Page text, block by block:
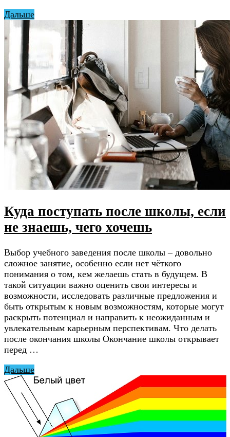
Дальше
Куда поступать после школы, если
не знаешь, чего хочешь
Выбор учебного заведения после школы – довольно
сложное занятие, особенно если нет чёткого
понимания о том, кем желаешь стать в будущем. В
такой ситуации важно оценить свои интересы и
возможности, исследовать различные предложения и
быть открытым к новым возможностям, которые могут
раскрыть потенциал и направить к неожиданным и
увлекательным карьерным перспективам. Что делать
после окончания школы Окончание школы открывает
перед …
Дальше